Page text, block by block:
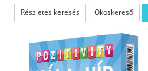
Részletes keresés Okoskereső